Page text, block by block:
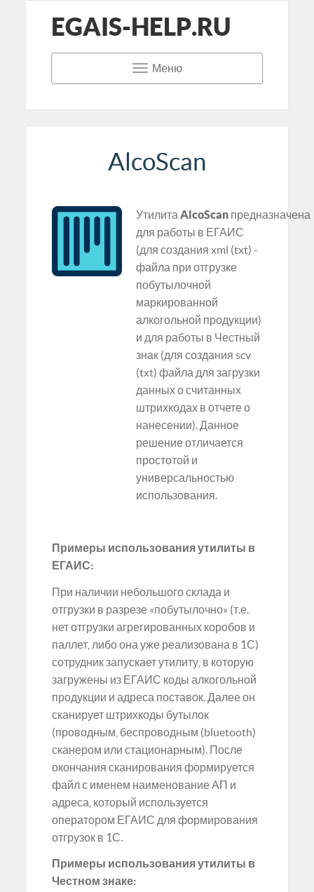
EGAIS-HELP.RU
Меню
AlcoScan
УтилитаAlcoScan предназначена
для работы в ЕГАИС
(для создания xml (txt) -
файла при отгрузке
побутылочной
маркированной
алкогольной продукции)
и для работы в Честный
знак (для создания scv
(txt) файла для загрузки
данных о считанных
штрихкодах в отчете о
нанесении). Данное
решение отличается
простотой и
универсальностью
использования.
Примеры использования утилиты в
ЕГАИС:
При наличии небольшого склада и
отгрузки в разрезе «побутылочно» (т.е.
нет отгрузки агрегированных коробов и
паллет, либо она уже реализована в 1С)
сотрудник запускает утилиту, в которую
загружены из ЕГАИС коды алкогольной
продукции и адреса поставок. Далее он
сканирует штрихкоды бутылок
(проводным, беспроводным (bluetooth)
сканером или стационарным). После
окончания сканирования формируется
файл с именем наименование АП и
адреса, который используется
оператором ЕГАИС для формирования
отгрузок в 1С.
Примеры использования утилиты в
Честном знаке: